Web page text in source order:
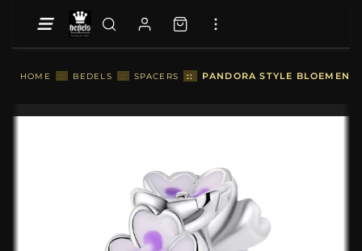
HOME :: BEDELS :: SPACERS :: PANDORA STYLE BLOEMEN